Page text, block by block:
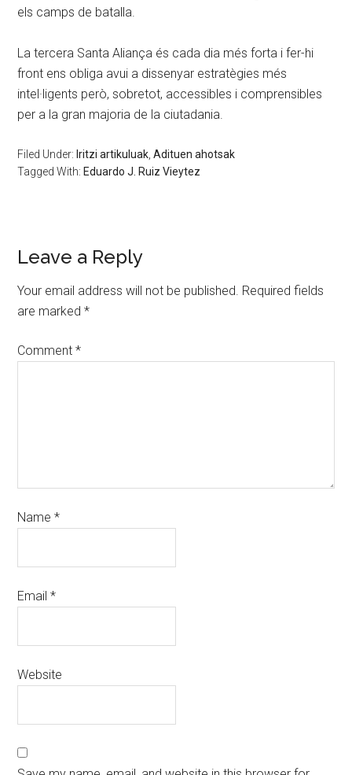
els camps de batalla.
La tercera Santa Aliança és cada dia més forta i fer-hi
front ens obliga avui a dissenyar estratègies més
intel·ligents però, sobretot, accessibles i comprensibles
per a la gran majoria de la ciutadania.
Filed Under: Iritzi artikuluak ,Adituen ahotsak
Tagged With: Eduardo J. Ruiz Vieytez
Leave a Reply
Your email address will not be published. Required fields
are marked*
Comment*
Name*
Email*
Website